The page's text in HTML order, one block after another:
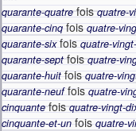
quarante-quatrefoisquatre-
quarante-cinq fois quatre-
quarante-sixfois quatre-
quarante-septfoisquatre-
quarante-huit fois quatre-
quarante-neuffois quatre-
cinquantefoisquatre-vingt-
cinquante-et-un fois quatre-